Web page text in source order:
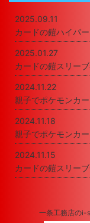
2025.09.11
カードの鎧ハイパ
2025.01.27
カードの鎧スリー
2024.11.22
親子でポケモン
2024.11.18
親子でポケモン
2024.11.15
カードの鎧スリー
一条工務店のi-